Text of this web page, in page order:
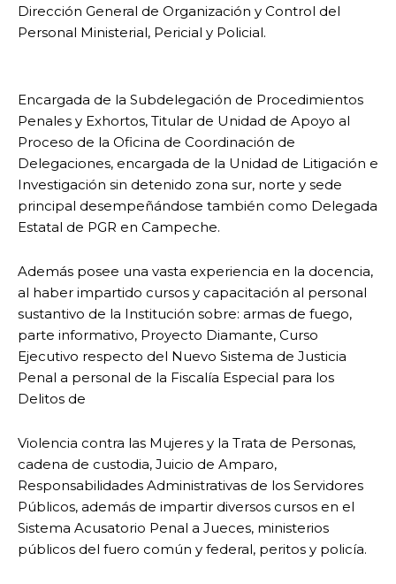
Dirección General de Organización y Control del
Personal Ministerial, Pericial y Policial.
Encargada de la Subdelegación de Procedimientos
Penales y Exhortos, Titular de Unidad de Apoyo al
Proceso de la Oficina de Coordinación de
Delegaciones, encargada de la Unidad de Litigación e
Investigación sin detenido zona sur, norte y sede
principal desempeñándose también como Delegada
Estatal de PGR en Campeche.
Además posee una vasta experiencia en la docencia,
al haber impartido cursos y capacitación al personal
sustantivo de la Institución sobre: armas de fuego,
parte informativo, Proyecto Diamante, Curso
Ejecutivo respecto del Nuevo Sistema de Justicia
Penal a personal de la Fiscalía Especial para los
Delitos de
Violencia contra las Mujeres y la Trata de Personas,
cadena de custodia, Juicio de Amparo,
Responsabilidades Administrativas de los Servidores
Públicos, además de impartir diversos cursos en el
Sistema Acusatorio Penal a Jueces, ministerios
públicos del fuero común y federal, peritos y policía.